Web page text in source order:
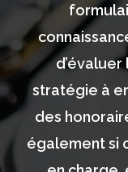
d’évaluer
stratégie à
des
également si